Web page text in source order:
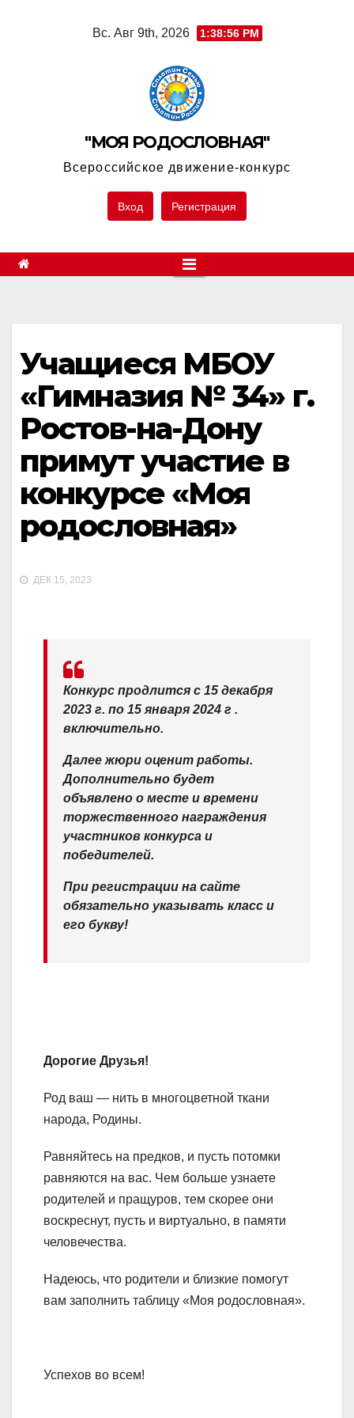
Вс. Авг 9th, 2026 1:38:57 PM
"МОЯ РОДОСЛОВНАЯ"
Всероссийское движение-конкурс
Вход Регистрация
Учащиеся МБОУ
«Гимназия № 34» г.
Ростов-на-Дону
примут участие в
конкурсе «Моя
родословная»
ДЕК 15, 2023
Конкурс продлится с 15 декабря
2023 г. по 15 января 2024 г .
включительно.
Далее жюри оценит работы.
Дополнительно будет
объявлено о месте и времени
торжественного награждения
участников конкурса и
победителей.
При регистрации на сайте
обязательно указывать класс и
его букву!
Дорогие Друзья!
Род ваш — нить в многоцветной ткани
народа, Родины.
Равняйтесь на предков, и пусть потомки
равняются на вас. Чем больше узнаете
родителей и пращуров, тем скорее они
воскреснут, пусть и виртуально, в памяти
человечества.
Надеюсь, что родители и близкие помогут
вам заполнить таблицу «Моя родословная».
Успехов во всем!